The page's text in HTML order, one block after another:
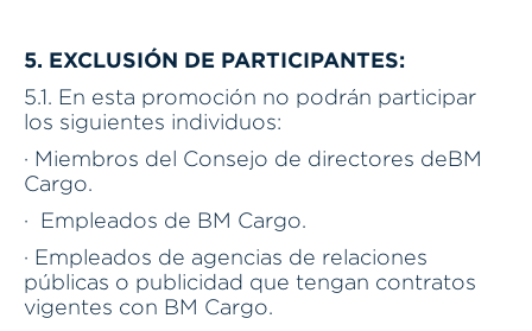
5. EXCLUSIÓN DE PARTICIPANTES:
5.1. En esta promoción no podrán participar
los siguientes individuos:
· Miembros del Consejo de directores deBM
Cargo.
· Empleados de BM Cargo.
· Empleados de agencias de relaciones
públicas o publicidad que tengan contratos
vigentes con BM Cargo.